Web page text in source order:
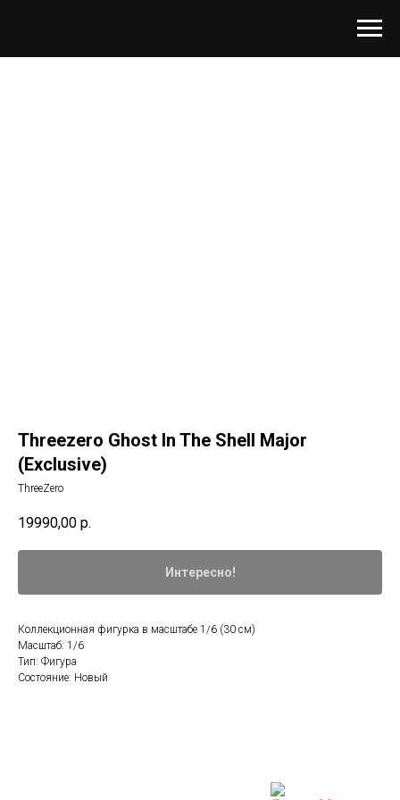
Threezero Ghost In The Shell Major
(Exclusive)
ThreeZero
19990,00 р.
Интересно!
Коллекционная фигурка в масштабе 1/6 (30 см)
Масштаб: 1/6
Тип: Фигура
Состояние: Новый